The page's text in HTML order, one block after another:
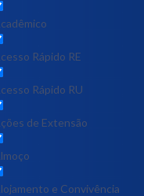
Rápido RE
Rápido RU
de Extensão
e Convivência